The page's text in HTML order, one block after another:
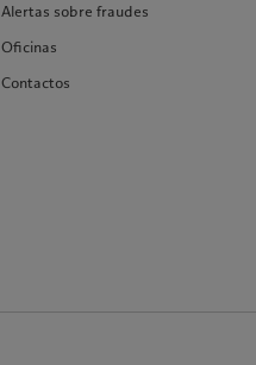
Alertas sobre fraudes
Oficinas
Contactos